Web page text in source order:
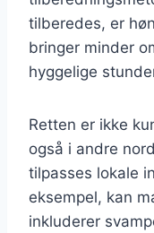
tilberedes, er
bringer minder
hyggelige
Retten er ikke
også i andre
tilpasses lokale
eksempel, kan
inkluderer